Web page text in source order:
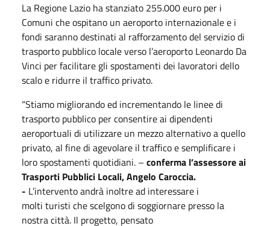
La Regione Lazio ha stanziato 255.000 euro per i
Comuni che ospitano un aeroporto internazionale e i
fondi saranno destinati al rafforzamento del servizio di
trasporto pubblico locale verso l’aeroporto Leonardo Da
Vinci per facilitare gli spostamenti dei lavoratori dello
scalo e ridurre il traffico privato.
“Stiamo migliorando ed incrementando le linee di
trasporto pubblico per consentire ai dipendenti
aeroportuali di utilizzare un mezzo alternativo a quello
privato, al fine di agevolare il traffico e semplificare i
loro spostamenti quotidiani. – conferma l’assessore ai
Trasporti Pubblici Locali, Angelo Caroccia.
- L’intervento andrà inoltre ad interessare i
molti turisti che scelgono di soggiornare presso la
nostra città. Il progetto, pensato